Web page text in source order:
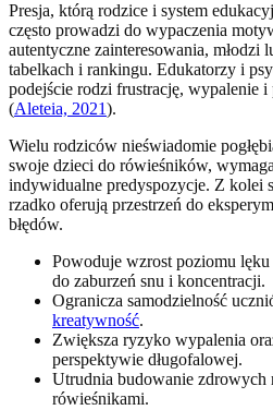
Presja, którą rodzice i system
często prowadzi do wypaczenia
autentyczne zainteresowania, młodzi
tabelkach i rankingu. Edukatorzy i
podejście rodzi frustrację, wypalenie i
(Aleteia, 2021).
Wielu rodziców nieświadomie
swoje dzieci do rówieśników,
indywidualne predyspozycje. Z kolei
rzadko oferują przestrzeń do
błędów.
Powoduje wzrost poziomu
do zaburzeń snu i koncentracji.
Ogranicza samodzielność
kreatywność.
Zwiększa ryzyko wypalenia
perspektywie długofalowej.
Utrudnia budowanie zdrowych
rówieśnikami.